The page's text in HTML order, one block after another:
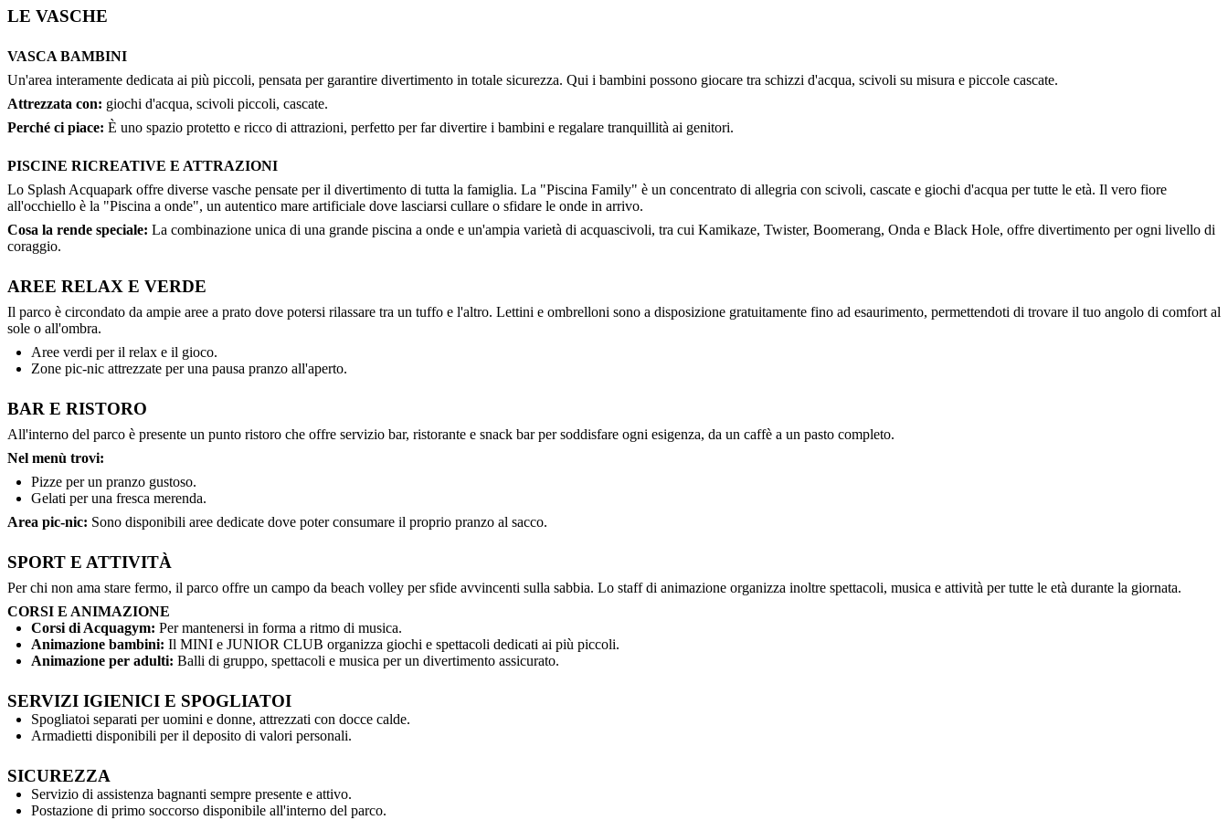
LE VASCHE
VASCA BAMBINI
Un'area interamente dedicata ai più piccoli, pensata per garantire divertimento in totale sicurezza. Qui i bambini possono giocare tra schizzi d'acqua, scivoli su misura e piccole cascate.
Attrezzata con: giochi d'acqua, scivoli piccoli, cascate.
Perché ci piace: È uno spazio protetto e ricco di attrazioni, perfetto per far divertire i bambini e regalare tranquillità ai genitori.
PISCINE RICREATIVE E ATTRAZIONI
Lo Splash Acquapark offre diverse vasche pensate per il divertimento di tutta la famiglia. La "Piscina Family" è un concentrato di allegria con scivoli, cascate e giochi d'acqua per tutte le età. Il vero fiore
all'occhiello è la "Piscina a onde", un autentico mare artificiale dove lasciarsi cullare o sfidare le onde in arrivo.
Cosa la rende speciale: La combinazione unica di una grande piscina a onde e un'ampia varietà di acquascivoli, tra cui Kamikaze, Twister, Boomerang, Onda e Black Hole, offre divertimento per ogni livello di
coraggio.
AREE RELAX E VERDE
Il parco è circondato da ampie aree a prato dove potersi rilassare tra un tuffo e l'altro. Lettini e ombrelloni sono a disposizione gratuitamente fino ad esaurimento, permettendoti di trovare il tuo angolo di comfort al
sole o all'ombra.
Aree verdi per il relax e il gioco.
Zone pic-nic attrezzate per una pausa pranzo all'aperto.
BAR E RISTORO
All'interno del parco è presente un punto ristoro che offre servizio bar, ristorante e snack bar per soddisfare ogni esigenza, da un caffè a un pasto completo.
Nel menù trovi:
Pizze per un pranzo gustoso.
Gelati per una fresca merenda.
Area pic-nic: Sono disponibili aree dedicate dove poter consumare il proprio pranzo al sacco.
SPORT E ATTIVITÀ
Per chi non ama stare fermo, il parco offre un campo da beach volley per sfide avvincenti sulla sabbia. Lo staff di animazione organizza inoltre spettacoli, musica e attività per tutte le età durante la giornata.
CORSI E ANIMAZIONE
Corsi di Acquagym: Per mantenersi in forma a ritmo di musica.
Animazione bambini: Il MINI e JUNIOR CLUB organizza giochi e spettacoli dedicati ai più piccoli.
Animazione per adulti: Balli di gruppo, spettacoli e musica per un divertimento assicurato.
SERVIZI IGIENICI E SPOGLIATOI
Spogliatoi separati per uomini e donne, attrezzati con docce calde.
Armadietti disponibili per il deposito di valori personali.
SICUREZZA
Servizio di assistenza bagnanti sempre presente e attivo.
Postazione di primo soccorso disponibile all'interno del parco.